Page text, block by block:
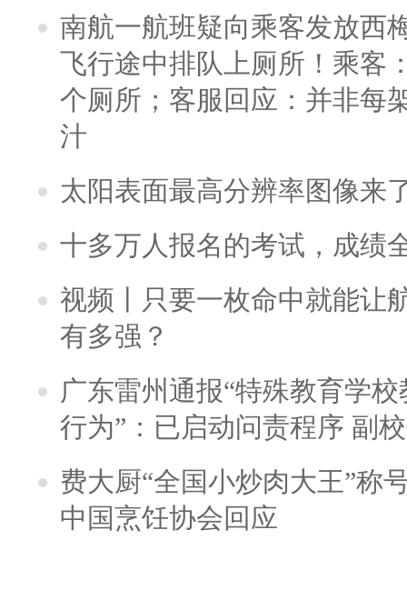
南航一航班疑向乘客发放西
飞行途中排队上厕所！乘客
个厕所；客服回应：并非每
汁
太阳表面最高分辨率图像来
十多万人报名的考试，成绩
视频丨只要一枚命中就能让
有多强？
广东雷州通报“特殊教育学
行为”：已启动问责程序 副
费大厨“全国小炒肉大王”称
中国烹饪协会回应